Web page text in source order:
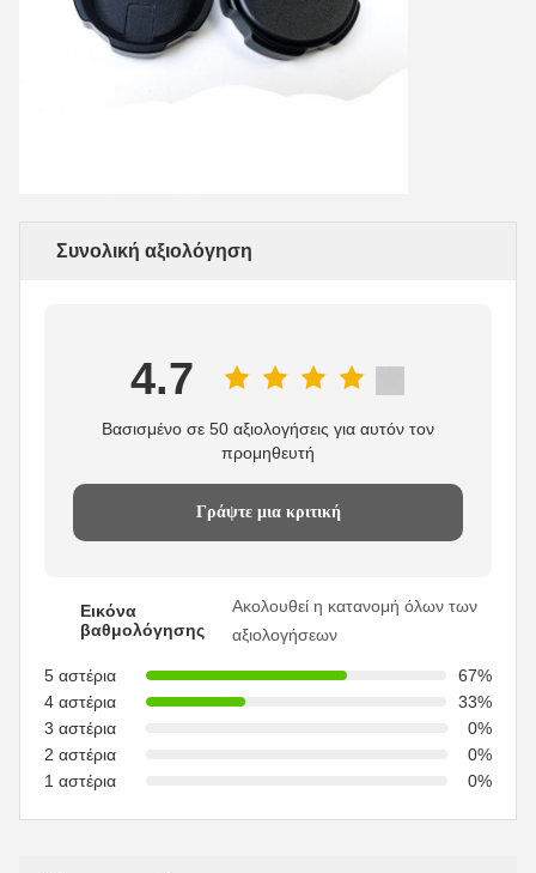
Συνολική αξιολόγηση
4.7
Βασισμένο σε 50 αξιολογήσεις για αυτόν τον
προμηθευτή
Γράψτε μια κριτική
Εικόνα
βαθμολόγησης
Ακολουθεί η κατανομή όλων των
αξιολογήσεων
5 αστέρια
67%
4 αστέρια
33%
3 αστέρια
0%
2 αστέρια
0%
1 αστέρια
0%